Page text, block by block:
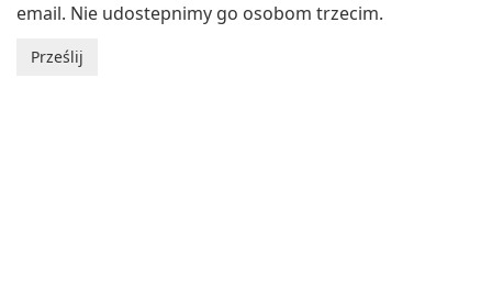
email. Nie udostepnimy go osobom trzecim.